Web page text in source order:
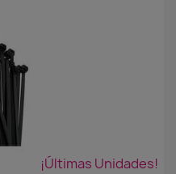
¡Últimas Unidades!